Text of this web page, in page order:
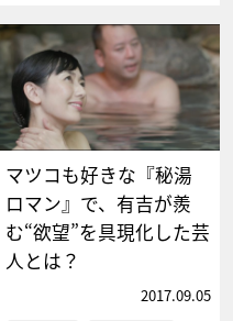
マツコも好きな『秘湯
ロマン』で、有吉が羨
む“欲望”を具現化した芸
人とは？
2017.09.05